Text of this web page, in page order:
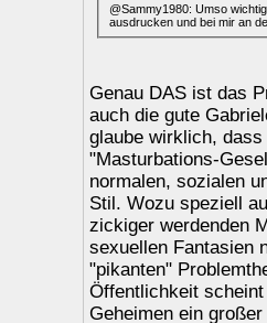
@Sammy1980: Umso
ausdrucken und bei mir an
Genau DAS ist das
auch die gute
glaube wirklich,
"Masturbations-
normalen, sozialen
Stil. Wozu speziell
zickiger werdenden
sexuellen Fantasien
"pikanten"
Öffentlichkeit
Geheimen ein